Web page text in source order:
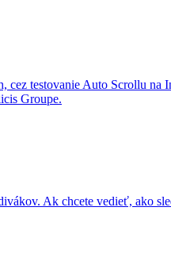
testovanie Auto Scrollu na
Groupe.
Ak chcete vedieť, ako